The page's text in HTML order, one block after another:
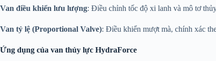
Van điều khiển lưu lượng: Điều chỉnh tốc độ xi lanh và mô tơ
Van tỷ lệ (Proportional Valve): Điều khiển mượt mà, chính xác
Ứng dụng của van thủy lực HydraForce